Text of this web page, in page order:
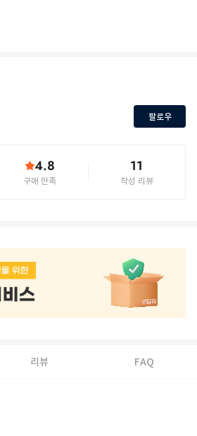
팔로우
4.8
구매 만족
11
작성 리뷰
리뷰 FAQ